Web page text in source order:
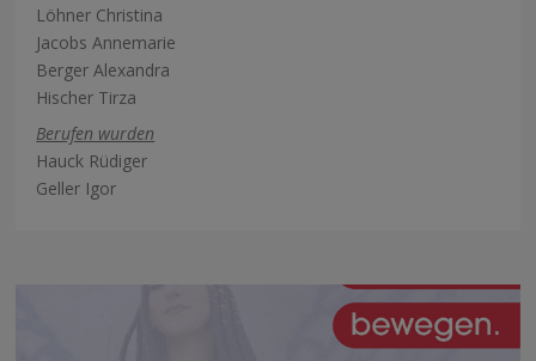
Löhner Christina
Jacobs Annemarie
Berger Alexandra
Hischer Tirza
Berufen wurden
Hauck Rüdiger
Geller Igor